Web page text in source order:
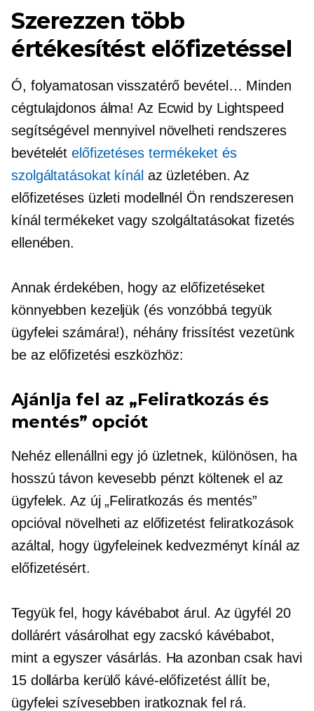
Szerezzen több
értékesítést előfizetéssel
Ó, folyamatosan visszatérő bevétel… Minden
cégtulajdonos álma! Az Ecwid by Lightspeed
segítségével mennyivel növelheti rendszeres
bevételételőfizetéses termékeket és
szolgáltatásokat kínál az üzletében. Az
előfizetéses üzleti modellnél Ön rendszeresen
kínál termékeket vagy szolgáltatásokat fizetés
ellenében.
Annak érdekében, hogy az előfizetéseket
könnyebben kezeljük (és vonzóbbá tegyük
ügyfelei számára!), néhány frissítést vezetünk
be az előfizetési eszközhöz:
Ajánlja fel az „Feliratkozás és
mentés” opciót
Nehéz ellenállni egy jó üzletnek, különösen, ha
hosszú távon kevesebb pénzt költenek el az
ügyfelek. Az új „Feliratkozás és mentés”
opcióval növelheti az előfizetést feliratkozások
azáltal, hogy ügyfeleinek kedvezményt kínál az
előfizetésért.
Tegyük fel, hogy kávébabot árul. Az ügyfél 20
dollárért vásárolhat egy zacskó kávébabot,
mint aegyszervásárlás. Ha azonban csak havi
15 dollárba kerülő kávé-előfizetést állít be,
ügyfelei szívesebben iratkoznak fel rá.